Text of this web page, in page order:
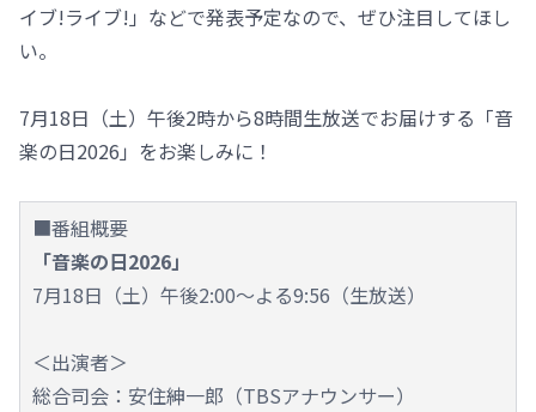
イブ!ライブ!」などで発表予定なので、ぜひ注目してほし
い。
7月18日（土）午後2時から8時間生放送でお届けする「音
楽の日2026」をお楽しみに！
■番組概要
「音楽の日2026」
7月18日（土）午後2:00～よる9:56（生放送）
＜出演者＞
総合司会：安住紳一郎（TBSアナウンサー）